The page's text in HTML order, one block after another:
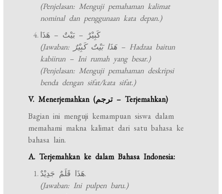
(Penjelasan: Menguji pemahaman kalimat
nominal dan penggunaan kata depan.)
كَبِيْرٌ – بَيْتٌ – هَذَا
(Jawaban: هَذَا بَيْتٌ كَبِيْرٌ – Hadzaa baitun
kabiirun – Ini rumah yang besar.)
(Penjelasan: Menguji pemahaman deskripsi
benda dengan sifat/kata sifat.)
V. Menerjemahkan (ترجم – Terjemahkan)
Bagian ini menguji kemampuan siswa dalam
memahami makna kalimat dari satu bahasa ke
bahasa lain.
A. Terjemahkan ke dalam Bahasa Indonesia:
هَذَا قَلَمٌ جَدِيْدٌ.
(Jawaban: Ini pulpen baru.)